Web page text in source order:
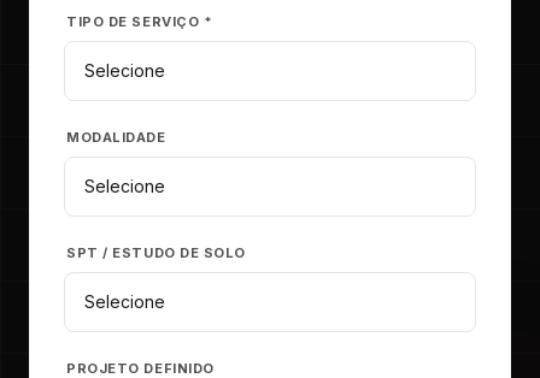
TIPO DE SERVIÇO *
MODALIDADE
SPT / ESTUDO DE SOLO
PROJETO DEFINIDO